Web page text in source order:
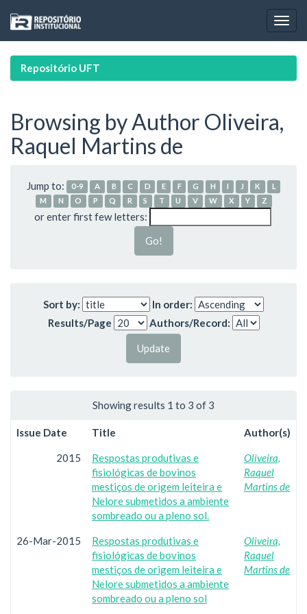
navigation
Repositório UFT
Browsing by Author Oliveira,
Raquel Martins de
Jump to: 0-9 A B C D E F G H I J K
L
M
N O P Q R S T U V W X Y Z
or enter first few letters:
Sort by:
In order:
Results/Page
Authors/Record:
Showing results 1 to 3 of 3
Issue Date Title Author(s)
2015
Respostas produtivas e
fisiológicas de bovinos
mestiços de origem leiteira e
Nelore submetidos a ambiente
sombreado ou a pleno sol.
Oliveira,
Raquel
Martins de
26-Mar-2015
Respostas produtivas e
fisiológicas de bovinos
mestiços de origem leiteira e
Nelore submetidos a ambiente
sombreado ou a pleno sol
Oliveira,
Raquel
Martins de